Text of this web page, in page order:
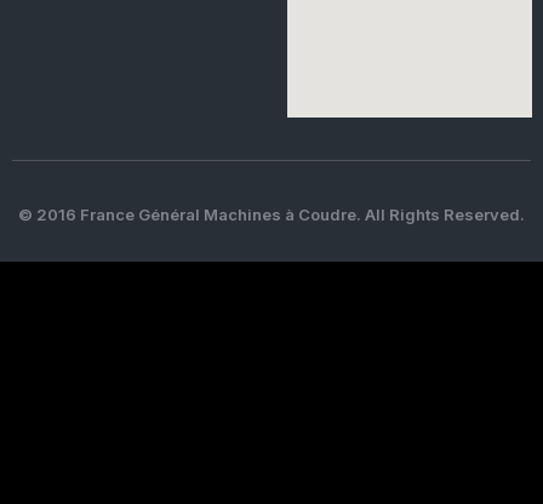
© 2016 France Général Machines à Coudre. All Rights Reserved.